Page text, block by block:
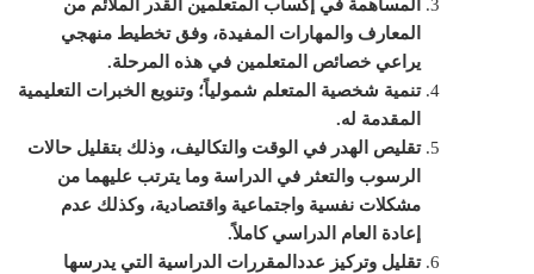
المساهمة في إكساب المتعلمين القدر الملائم من
المعارف والمهارات المفيدة، وفق تخطيط منهجي
يراعي خصائص المتعلمين في هذه المرحلة.
تنمية شخصية المتعلم شمولياً؛ وتنويع الخبرات التعليمية
المقدمة له.
تقليص الهدر في الوقت والتكاليف، وذلك بتقليل حالات
الرسوب والتعثر في الدراسة وما يترتب عليهما من
مشكلات نفسية واجتماعية واقتصادية، وكذلك عدم
إعادة العام الدراسي كاملاً.
تقليل وتركيز عدد المقررات
الدراسية التي يدرسها